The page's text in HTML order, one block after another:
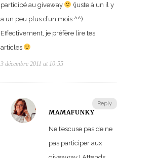
participé au giveway
(juste à un il y
a un peu plus d’un mois ^^)
Effectivement, je préfère lire tes
articles
3 décembre 2011 at 10:55
Reply
MAMAFUNKY
Ne t’escuse pas de ne
pas participer aux